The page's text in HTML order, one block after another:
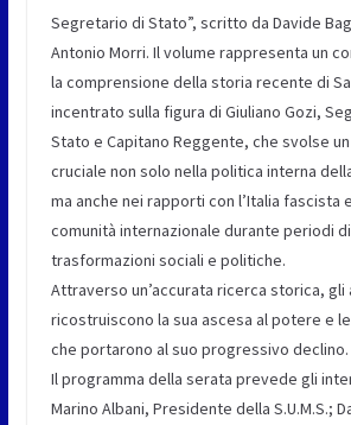
Segretario di Stato”, scritto da Davide
Antonio Morri. Il volume rappresenta un
la comprensione della storia recente di
incentrato sulla figura di Giuliano Gozi,
Stato e Capitano Reggente, che svolse
cruciale non solo nella politica interna
ma anche nei rapporti con l’Italia fascista
comunità internazionale durante periodi
trasformazioni sociali e politiche.
Attraverso un’accurata ricerca storica, gli
ricostruiscono la sua ascesa al potere e
che portarono al suo progressivo declino.
Il programma della serata prevede gli
Marino Albani, Presidente della S.U.M.S.;